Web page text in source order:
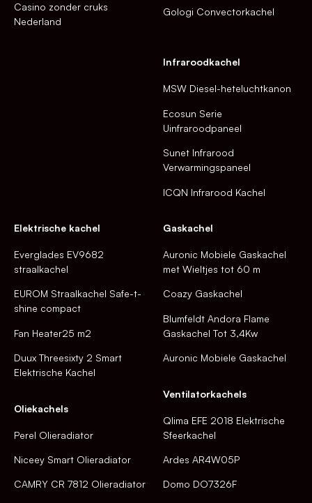
Casino zonder cruks
Nederland
Gologi Convectorkachel
Infraroodkachel
MSW Diesel-heteluchtkanon
Ecosun Serie
Uinfraroodpaneel
Sunet Infrarood
Verwarmingspaneel
ICQN Infrarood Kachel
Elektrische kachel
Everglades EV9682
straalkachel
EUROM Straalkachel Safe-t-
shine compact
Fan Heater25 m2
Duux Threesixty 2 Smart
Elektrische Kachel
Oliekachels
Perel Olieradiator
Niceey Smart Olieradiator
CAMRY CR 7812 Olieradiator
Gaskachel
Auronic Mobiele Gaskachel
met Wieltjes tot 60 m
Coazy Gaskachel
Blumfeldt Andora Flame
Gaskachel Tot 3,4Kw
Auronic Mobiele Gaskachel
Ventilatorkachels
Qlima EFE 2018 Elektrische
Sfeerkachel
Ardes AR4W05P
Domo DO7326F